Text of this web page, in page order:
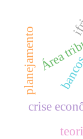
Área
crise
planejamento